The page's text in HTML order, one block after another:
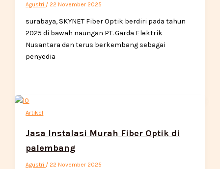
Agustri / 22 November 2025
surabaya, SKYNET Fiber Optik berdiri pada tahun
2025 di bawah naungan PT. Garda Elektrik
Nusantara dan terus berkembang sebagai
penyedia
Artikel
Jasa Instalasi Murah Fiber Optik di
palembang
Agustri / 22 November 2025